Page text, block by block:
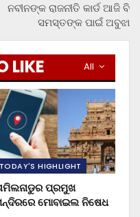
ନବୀନଙ୍କ ରାଜନୀତି କାର୍ଡ ଆଜି ବି
ସମସ୍ତଙ୍କ ପାଇଁ ଅବୁଝା
All
LIKE
TODAY'S HIGHLIGHT
ପ୍ରମୁଖ
ମୋବାଇଲ ନିଷେଧ